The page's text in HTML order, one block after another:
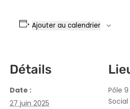
Ajouter au calendrier
Détails
Date :
27 juin 2025
Pôle
Social